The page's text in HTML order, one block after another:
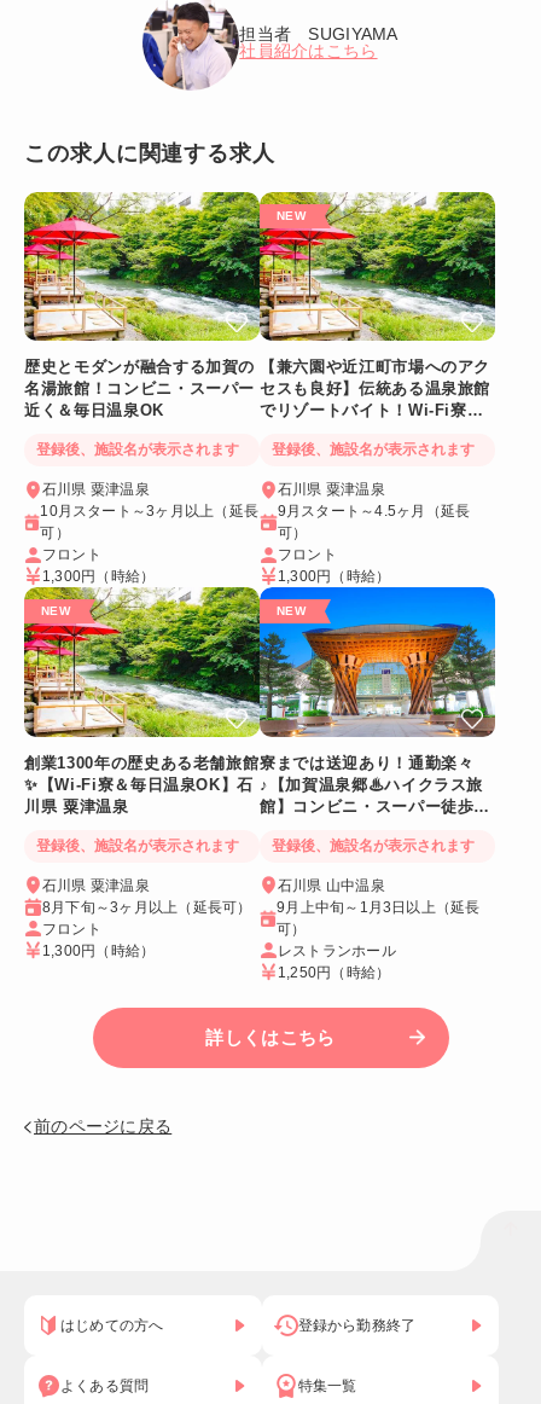
担当者 SUGIYAMA
社員紹介はこちら
この求人に関連する求人
歴史とモダンが融合する加賀の
名湯旅館！コンビニ・スーパー
近く＆毎日温泉OK
登録後、施設名が表示されます
石川県 粟津温泉
10月スタート～3ヶ月以上（延長
可）
フロント
1,300円
（時給）
【兼六園や近江町市場へのアク
セスも良好】伝統ある温泉旅館
でリゾートバイト！Wi-Fi寮＆
登録後、施設名が表示されます
石川県 粟津温泉
9月スタート～4.5ヶ月（延長
可）
フロント
1,300円
（時給）
創業1300年の歴史ある老舗旅館
✨【Wi-Fi寮＆毎日温泉OK】石
川県 粟津温泉
登録後、施設名が表示されます
石川県 粟津温泉
8月下旬～3ヶ月以上（延長可）
フロント
1,300円 （時給）
寮までは送迎あり！通勤楽々
♪【加賀温泉郷♨ハイクラス旅
館】コンビニ・スーパー徒歩圏
登録後、施設名が表示されます
石川県 山中温泉
9月上中旬～1月3日以上（延長
可）
レストランホール
1,250円 （時給）
詳しくはこちら
前のページに戻る
はじめての方へ 登録から勤務終了
よくある質問 特集一覧